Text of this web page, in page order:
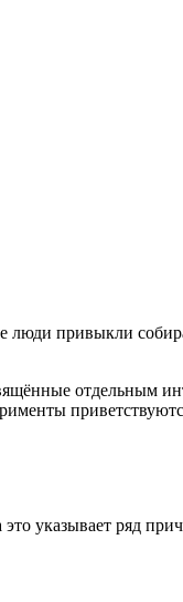
привыкли
отдельным
указывает ряд